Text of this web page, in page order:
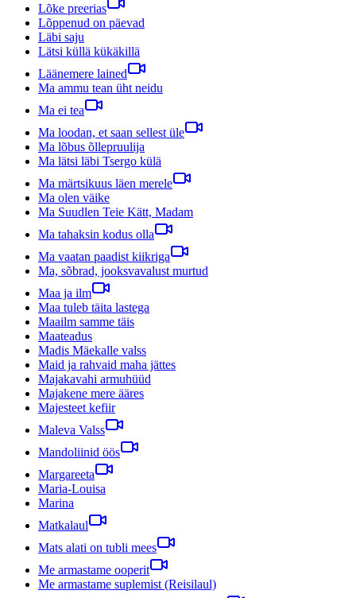
Lõke preerias
Lõppenud on päevad
Läbi saju
Lätsi küllä kükäkillä
Läänemere lained
Ma ammu tean üht neidu
Ma ei tea
Ma loodan, et saan sellest üle
Ma lõbus õllepruulija
Ma lätsi läbi Tsergo külä
Ma märtsikuus läen merele
Ma olen väike
Ma Suudlen Teie Kätt, Madam
Ma tahaksin kodus olla
Ma vaatan paadist kiikriga
Ma, sõbrad, jooksvavalust murtud
Maa ja ilm
Maa tuleb täita lastega
Maailm samme täis
Maateadus
Madis Mäekalle valss
Maid ja rahvaid maha jättes
Majakavahi armuhüüd
Majakene mere ääres
Majesteet kefiir
Maleva Valss
Mandoliinid öös
Margareeta
Maria-Louisa
Marina
Matkalaul
Mats alati on tubli mees
Me armastame ooperit
Me armastame suplemist (Reisilaul)